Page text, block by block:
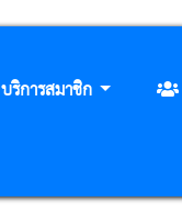
บริการสมาชิก